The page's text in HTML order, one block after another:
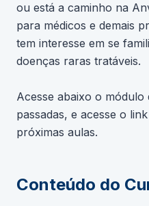
ou está a caminho na
para médicos e demais
tem interesse em se
doenças raras tratáveis.
Acesse abaixo o módulo
passadas, e acesse o
próximas aulas.
Conteúdo do